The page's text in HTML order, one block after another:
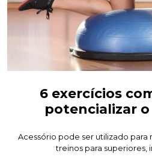
6 exercícios
potencializar
Acessório pode ser utilizado para
treinos para superiores,